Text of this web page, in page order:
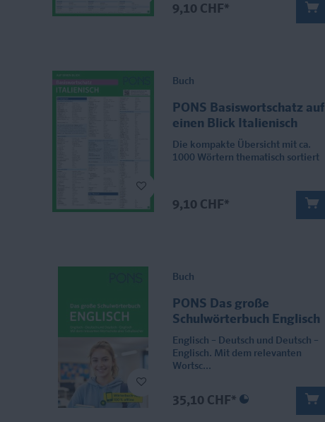
9,10 CHF*
Buch
PONS Basiswortschatz auf
einen Blick Italienisch
Die kompakte Übersicht mit ca.
1000 Wörtern thematisch sortiert
9,10 CHF*
Buch
PONS Das große
Schulwörterbuch Englisch
Englisch – Deutsch und Deutsch –
Englisch. Mit dem relevanten
Wortsc...
35,10 CHF*